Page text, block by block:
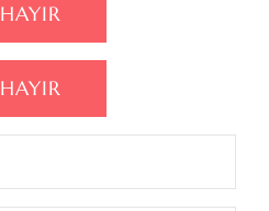
HAYIR
HAYIR